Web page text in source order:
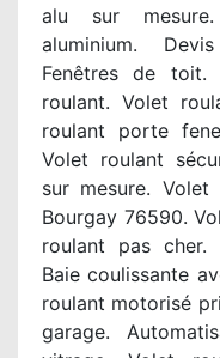
alu sur
aluminium.
Fenêtres de toit.
roulant. Volet
roulant porte
Volet roulant
sur mesure.
Bourgay 76590.
roulant pas cher.
Baie coulissante
roulant motorisé
garage.